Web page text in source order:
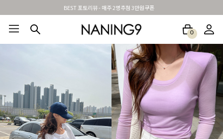
신규가입시 무료배송 + 2천원할인쿠폰
0
썸머여행룩 아울렛 하객&모임룩